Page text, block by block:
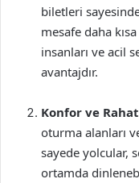
biletleri
mesafe daha
insanları ve acil
avantajdır.
Konfor ve
oturma alanları
sayede yolcular,
ortamda